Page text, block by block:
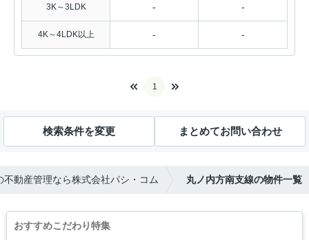
3K～3LDK - -
4K～4LDK以上 - -
1
検索条件を変更 まとめてお問い合わせ
不動産管理なら株式会社パシ・コム 丸ノ内方南支線の物件一覧
おすすめこだわり特集